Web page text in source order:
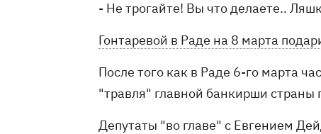
- Не трогайте! Вы что делаете..
Гонтаревой в Раде на 8 марта
После того как в Раде 6-го марта
"травля" главной банкирши страны
Депутаты "во главе" с Евгением